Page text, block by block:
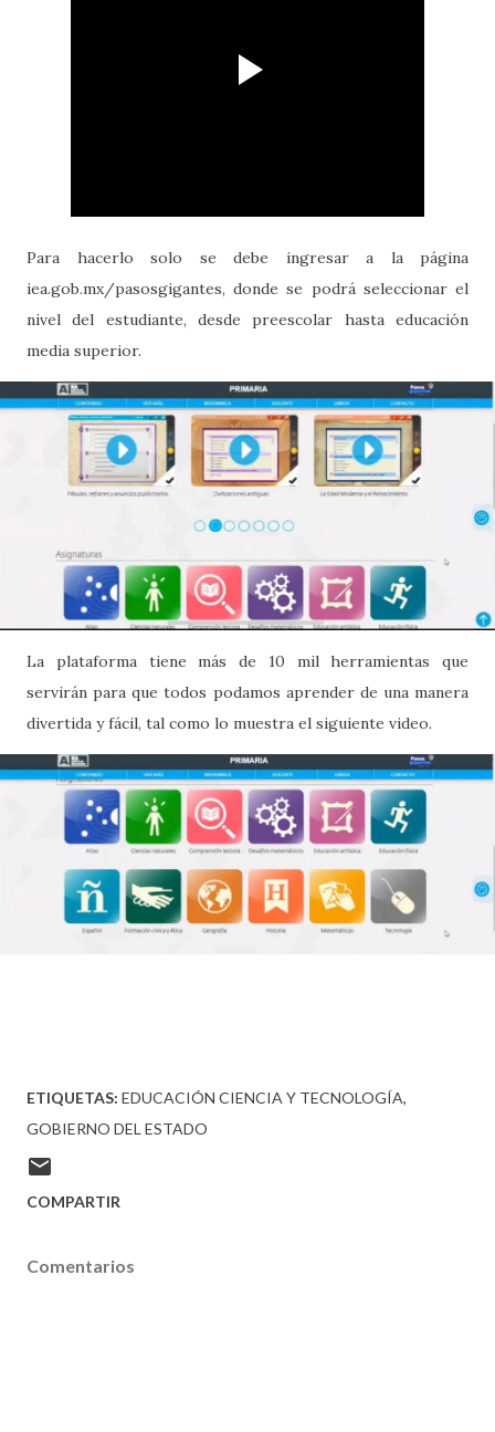
Para hacerlo solo se debe ingresar a la página
iea.gob.mx/pasosgigantes, donde se podrá seleccionar el
nivel del estudiante, desde preescolar hasta educación
media superior.
La plataforma tiene más de 10 mil herramientas que
servirán para que todos podamos aprender de una manera
divertida y fácil, tal como lo muestra el siguiente video.
ETIQUETAS: EDUCACIÓN CIENCIA Y TECNOLOGÍA
GOBIERNO DEL ESTADO
COMPARTIR
Comentarios